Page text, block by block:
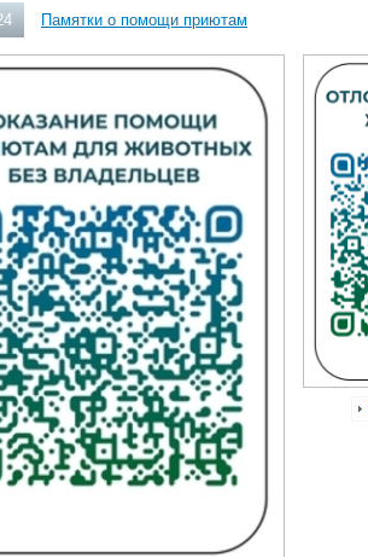
Памятки о помощи приютам